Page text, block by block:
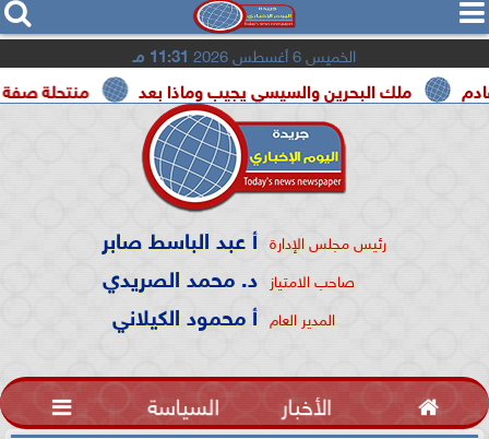
  
الخميس 6 أغسطس 2026 11:31 مـ
منتحلة صفة صحفية البحرين والسيسي يجيب وماذا بعد
رئيس مجلس الإدارة أ عبد الباسط صابر
صاحب الامتياز د. محمد الصريدي
المدير العام أ محمود الكيلاني
 الأخبار السياسة 